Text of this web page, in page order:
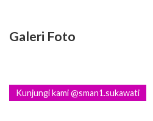
Galeri Foto
Kunjungi kami @sman1.sukawati